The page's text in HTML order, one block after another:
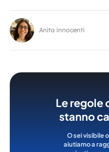
Anita Innocenti
Le regole
stanno
O sei visibile
aiutiamo a